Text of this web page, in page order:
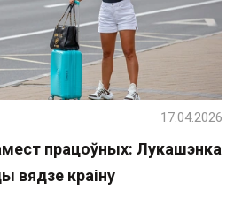
працоўных: Лукашэнка
вядзе краіну
17.04.2026